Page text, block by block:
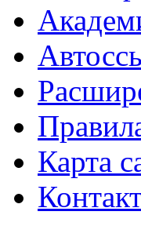
Карта